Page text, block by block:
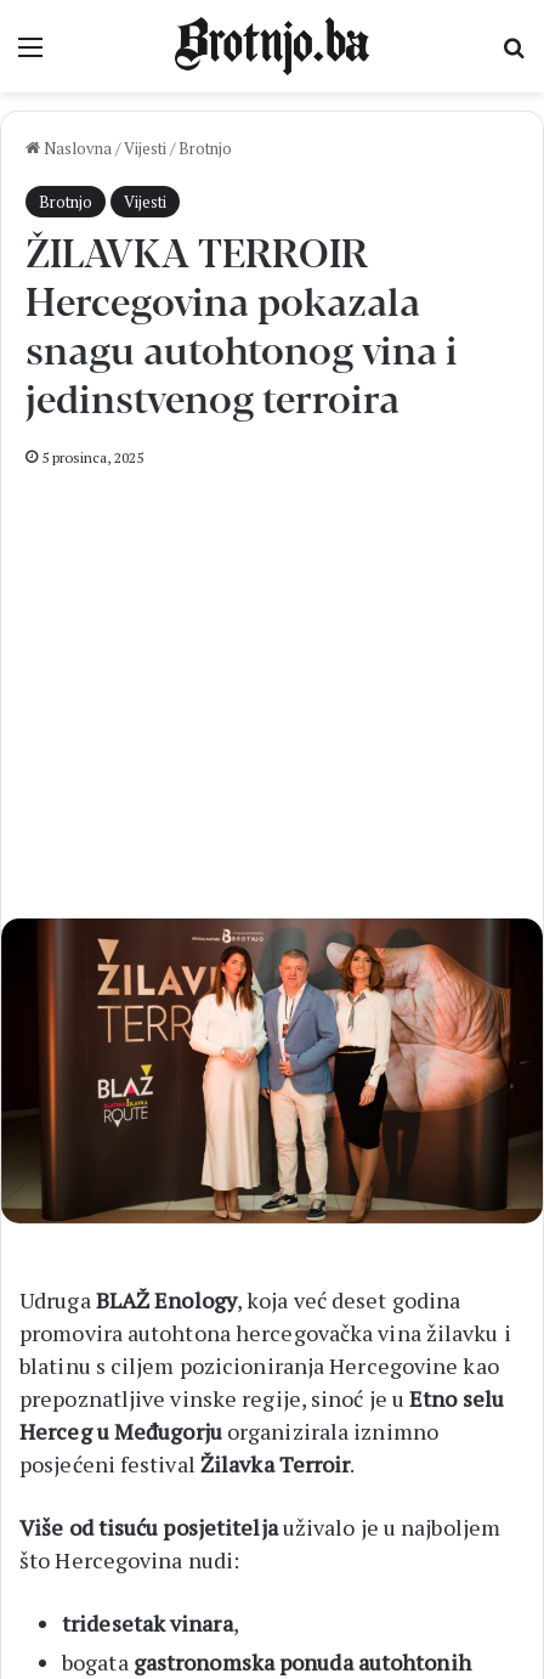
Izbornik
Naslovna/Vijesti/ Brotnjo
Brotnjo Vijesti
ŽILAVKA TERROIR
Hercegovina pokazala
snagu autohtonog vina i
jedinstvenog terroira
5 prosinca, 2025
UdrugaBLAŽ Enology, koja već deset godina
promovira autohtona hercegovačka vina žilavku i
blatinu s ciljem pozicioniranja Hercegovine kao
prepoznatljive vinske regije, sinoć je uEtno selu
Herceg u Međugorjuorganizirala iznimno
posjećeni festival Žilavka Terroir.
Više od tisuću posjetiteljauživalo je u najboljem
što Hercegovina nudi:
tridesetak vinara,
bogata gastronomska ponuda autohtonih